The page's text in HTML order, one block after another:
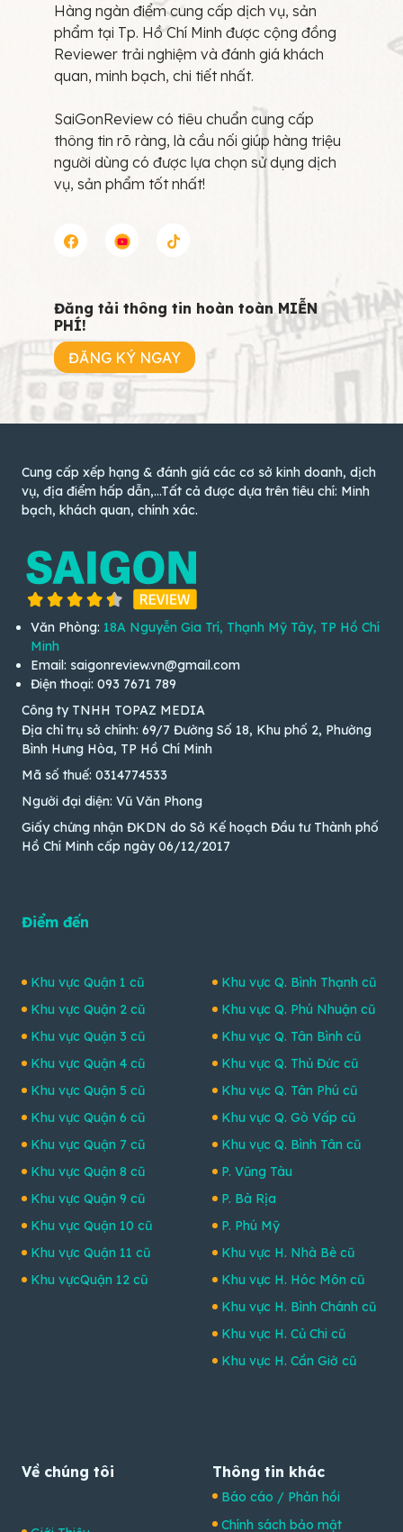
Hàng ngàn điểm cung cấp dịch vụ, sản
phẩm tại Tp. Hồ Chí Minh được cộng đồng
Reviewer trải nghiệm và đánh giá khách
quan, minh bạch, chi tiết nhất.
SaiGonReview có tiêu chuẩn cung cấp
thông tin rõ ràng, là cầu nối giúp hàng triệu
người dùng có được lựa chọn sử dụng dịch
vụ, sản phẩm tốt nhất!
Đăng tải thông tin hoàn toàn MIỄN
PHÍ!
ĐĂNG KÝ NGAY
Cung cấp xếp hạng & đánh giá các cơ sở kinh doanh, dịch
vụ, địa điểm hấp dẫn,...Tất cả được dựa trên tiêu chí: Minh
bạch, khách quan, chính xác.
Văn Phòng: 18A Nguyễn Gia Trí, Thạnh Mỹ Tây, TP Hồ Chí
Minh
Email: saigonreview.vn@gmail.com
Điện thoại: 093 7671 789
Công ty TNHH TOPAZ MEDIA
Địa chỉ trụ sở chính: 69/7 Đường Số 18, Khu phố 2, Phường
Bình Hưng Hòa, TP Hồ Chí Minh
Mã số thuế: 0314774533
Người đại diện: Vũ Văn Phong
Giấy chứng nhận ĐKDN do Sở Kế hoạch Đầu tư Thành phố
Hồ Chí Minh cấp ngày 06/12/2017
Điểm đến
Khu vực Quận 1 cũ
Khu vực Quận 2 cũ
Khu vực Quận 3 cũ
Khu vực Quận 4 cũ
Khu vực Quận 5 cũ
Khu vực Quận 6 cũ
Khu vực Quận 7 cũ
Khu vực Quận 8 cũ
Khu vực Quận 9 cũ
Khu vực Quận 10 cũ
Khu vực Quận 11 cũ
Khu vựcQuận 12 cũ
Khu vực Q. Bình Thạnh cũ
Khu vực Q. Phú Nhuận cũ
Khu vực Q. Tân Bình cũ
Khu vực Q. Thủ Đức cũ
Khu vực Q. Tân Phú cũ
Khu vực Q. Gò Vấp cũ
Khu vực Q. Bình Tân cũ
P. Vũng Tàu
P. Bà Rịa
P. Phú Mỹ
Khu vực H. Nhà Bè cũ
Khu vực H. Hóc Môn cũ
Khu vực H. Bình Chánh cũ
Khu vực H. Củ Chi cũ
Khu vực H. Cần Giờ cũ
Về chúng tôi Thông tin khác
Báo cáo / Phản hồi
Chính sách bảo mật